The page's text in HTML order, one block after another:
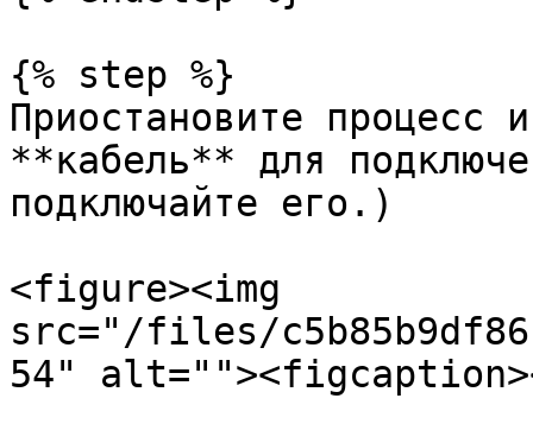
{% step %}
Приостановите процесс
**кабель** для
подключайте его.)
<figure><img
src="/files/
54"